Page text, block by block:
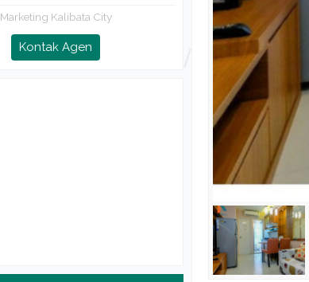
Marketing Kalibata City
Kontak Agen